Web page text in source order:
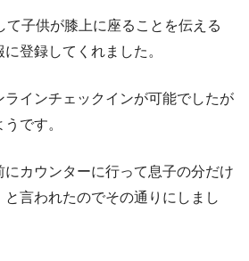
て子供が膝上に座ることを伝える
登録してくれました。
ラインチェックインが可能でしたが
です。
カウンターに行って息子の分だけ
言われたのでその通りにしまし